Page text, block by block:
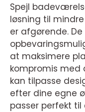
Spejl
løsning til
er afgørende.
at maksimere
kompromis med
kan tilpasse
efter dine egne
passer perfekt